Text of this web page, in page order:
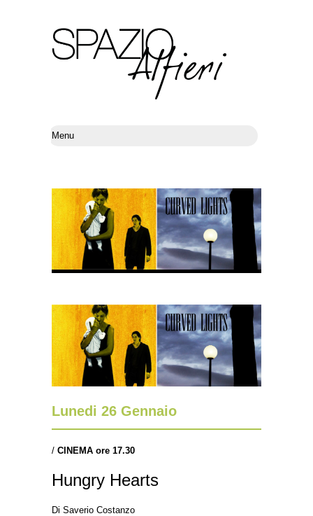
Lunedi 26 Gennaio
/ CINEMA ore 17.30
Hungry Hearts
Di Saverio Costanzo